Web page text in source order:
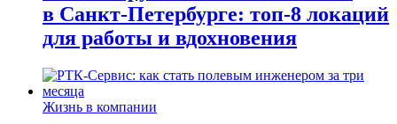
в Санкт-Петербурге: топ-8 локаций
для работы и вдохновения
Жизнь в компании